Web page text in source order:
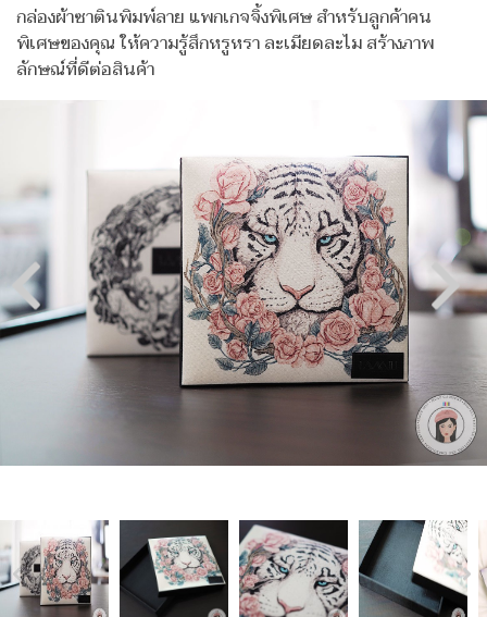
กล่องผ้าซาตินพิมพ์ลาย แพกเกจจิ้งพิเศษ สำหรับลูกค้าคน
พิเศษของคุณ ให้ความรู้สึกหรูหรา ละเมียดละไม สร้างภาพ
ลักษณ์ที่ดีต่อสินค้า